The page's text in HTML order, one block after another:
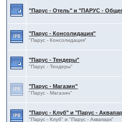
"Парус - Отель" и "ПАРУС -
"Парус - Консолидация"
"Парус - Консолидация"
"Парус - Тендеры"
"Парус - Тендеры"
"Парус - Магазин"
"Парус - Магазин"
"Парус - Клуб" и "Парус -
"Парус - Клуб" и "Парус - Аквапарк"